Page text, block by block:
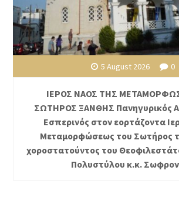
5 August 2026 0
ΙΕΡΟΣ ΝΑΟΣ ΤΗΣ
ΣΩΤΗΡΟΣ ΞΑΝΘΗΣ Πανηγυρικός
Εσπερινός στον εορτάζοντα
Μεταμορφώσεως του Σωτήρος
χοροστατούντος του
Πολυστύλου κ.κ.